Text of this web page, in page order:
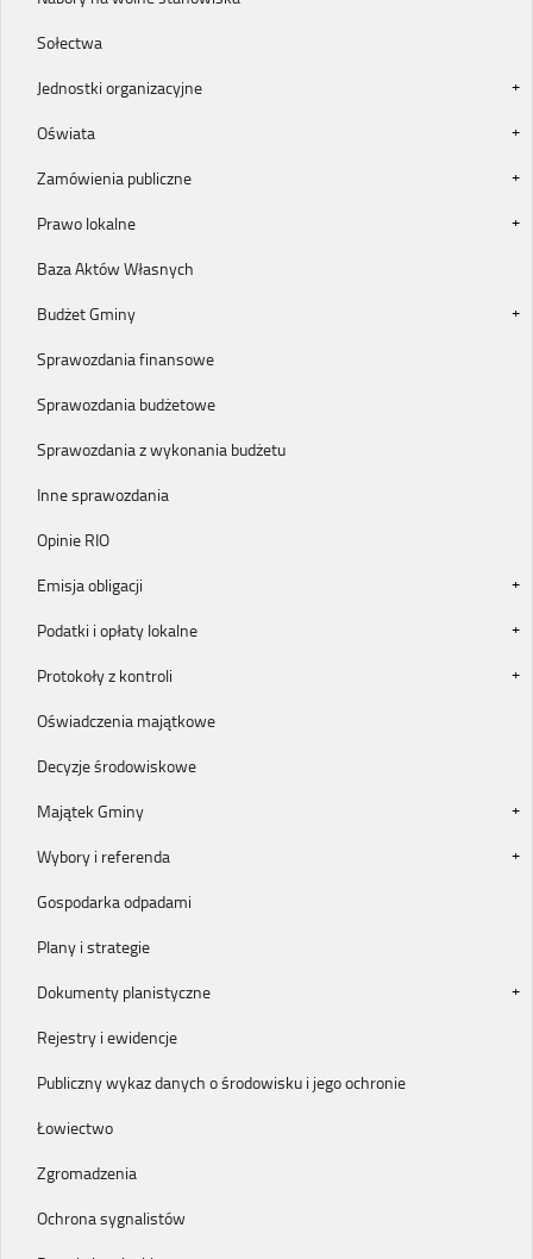
Sołectwa
Jednostki organizacyjne
Oświata
Zamówienia publiczne
Prawo lokalne
Baza Aktów Własnych
Budżet Gminy
Sprawozdania finansowe
Sprawozdania budżetowe
Sprawozdania z wykonania budżetu
Inne sprawozdania
Opinie RIO
Emisja obligacji
Podatki i opłaty lokalne
Protokoły z kontroli
Oświadczenia majątkowe
Decyzje środowiskowe
Majątek Gminy
Wybory i referenda
Gospodarka odpadami
Plany i strategie
Dokumenty planistyczne
Rejestry i ewidencje
Publiczny wykaz danych o środowisku i jego ochronie
Łowiectwo
Zgromadzenia
Ochrona sygnalistów